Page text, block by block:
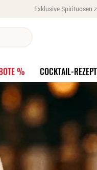
Exklusive Spirituosen
% COCKTAIL-